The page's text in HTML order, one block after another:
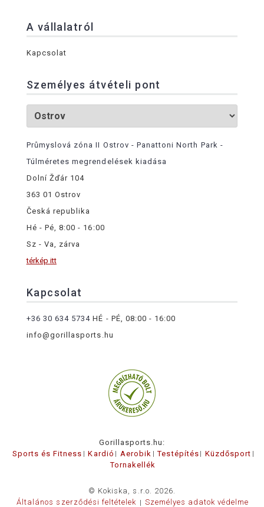
A vállalatról
Kapcsolat
Személyes átvételi pont
Průmyslová zóna II Ostrov - Panattoni North Park -
Túlméretes megrendelések kiadása
Dolní Žďár 104
363 01 Ostrov
Česká republika
Hé - Pé, 8:00 - 16:00
Sz - Va, zárva
térkép itt
Kapcsolat
+36 30 634 5734 HÉ - PÉ, 08:00 - 16:00
info@gorillasports.hu
Gorillasports.hu:
Sports és Fitness
Kardió Aerobik Testépítés
Küzdősport
Tornakellék
© Kokiska, s.r.o. 2026.
Általános szerződési feltételek
Személyes adatok védelme